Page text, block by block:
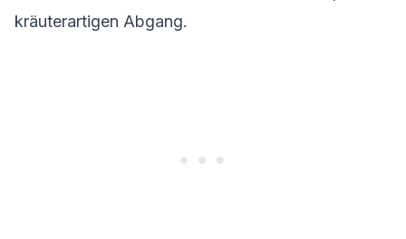
kräuterartigen Abgang.